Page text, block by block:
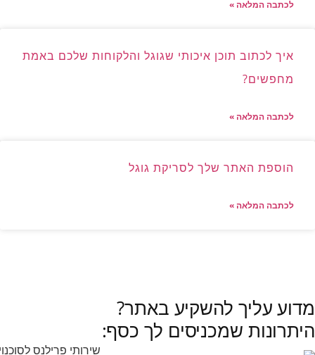
לכתבה המלאה »
איך לכתוב תוכן איכותי שגוגל והלקוחות שלכם באמת
מחפשים?
לכתבה המלאה »
הוספת האתר שלך לסריקת גוגל
לכתבה המלאה »
מדוע עליך להשקיע באתר?
היתרונות שמכניסים לך כסף: